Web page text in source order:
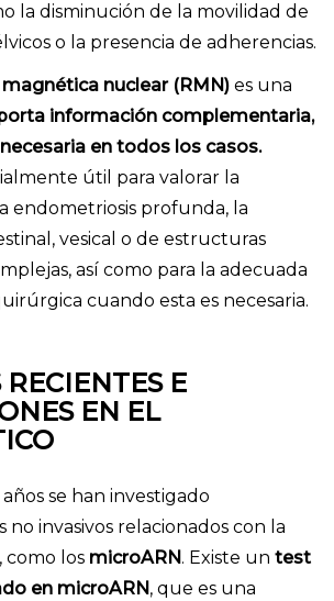
la disminución de la movilidad de
o la presencia de adherencias.
nuclear (RMN) es una
información complementaria,
en todos los casos.
útil para valorar la
endometriosis profunda, la
vesical o de estructuras
así como para la adecuada
cuando esta es necesaria.
E
EN EL
se han investigado
no invasivos relacionados con la
como los microARN. Existe un test
en microARN, que es una